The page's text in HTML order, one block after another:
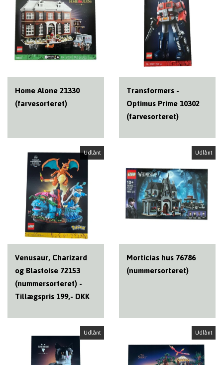
Home Alone 21330
(farvesorteret)
Transformers -
Optimus Prime 10302
(farvesorteret)
Udlånt
Venusaur, Charizard
og Blastoise 72153
(nummersorteret) -
Tillægspris 199,- DKK
Udlånt
Morticias hus 76786
(nummersorteret)
Udlånt Udlånt